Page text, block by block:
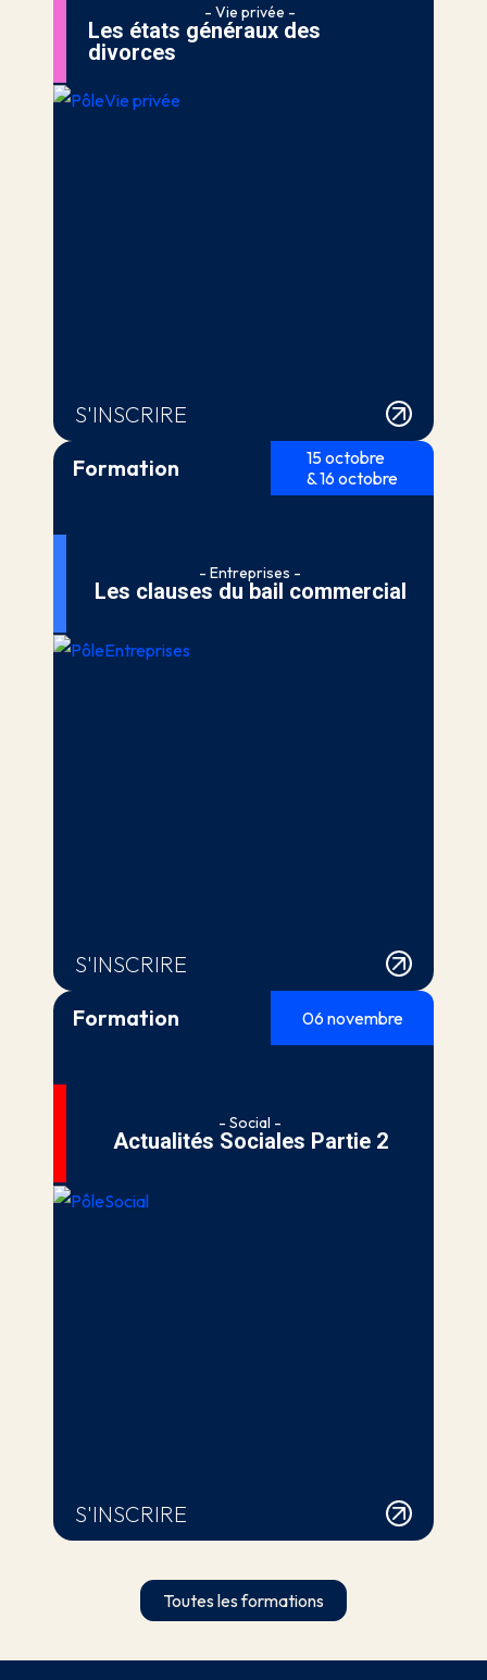
- Vie privée -
Les états généraux des
divorces
S'INSCRIRE
Formation
15 octobre
& 16 octobre
- Entreprises -
Les clauses du bail commercial
S'INSCRIRE
Formation
06 novembre
- Social -
Actualités Sociales Partie 2
S'INSCRIRE
Toutes les formations